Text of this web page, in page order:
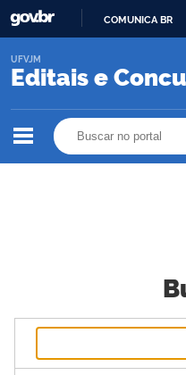
COMUNICA BR
Editais e
UFVJM